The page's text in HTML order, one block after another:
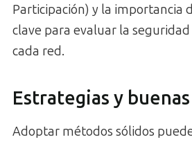
Participación) y la importancia
clave para evaluar la
cada red.
Estrategias y
Adoptar métodos sólidos